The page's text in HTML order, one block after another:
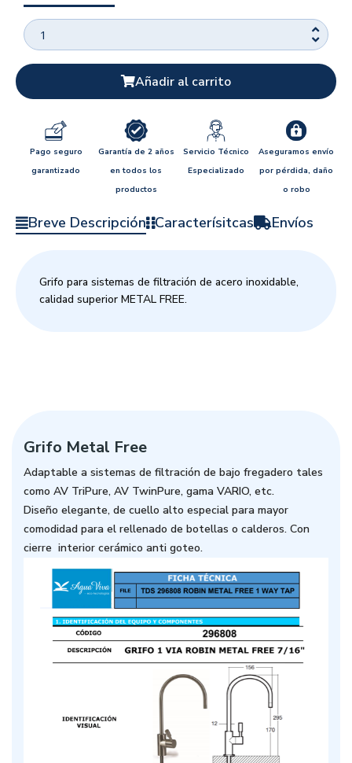
Añadir al carrito
Pago seguro
garantizado
Garantía de 2 años
en todos los
productos
Servicio Técnico
Especializado
Aseguramos envío
por pérdida, daño
o robo
Breve Descripción Caracterísitcas Envíos
Grifo para sistemas de filtración de acero inoxidable,
calidad superior METAL FREE.
Grifo Metal Free
Adaptable a sistemas de filtración de bajo fregadero tales
como AV TriPure, AV TwinPure, gama VARIO, etc.
Diseño elegante, de cuello alto especial para mayor
comodidad para el rellenado de botellas o calderos. Con
cierre interior cerámico anti goteo.